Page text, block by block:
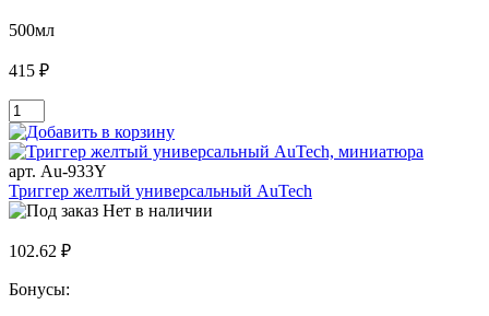
500мл
415 ₽
арт. Au-933Y
Триггер желтый универсальный AuTech
Нет в наличии
102.62 ₽
Бонусы: